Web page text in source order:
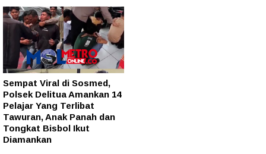
Sempat Viral di Sosmed,
Polsek Delitua Amankan 14
Pelajar Yang Terlibat
Tawuran, Anak Panah dan
Tongkat Bisbol Ikut
Diamankan